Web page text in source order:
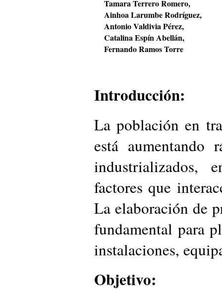
Tamara Terrero Romero,
Ainhoa Larumbe Rodríguez,
Antonio Valdivia Pérez,
Catalina Espín Abellán,
Fernando Ramos Torre
Introducción:
La población en
está aumentando
industrializados,
factores que
La elaboración de
fundamental para
instalaciones,
Objetivo: